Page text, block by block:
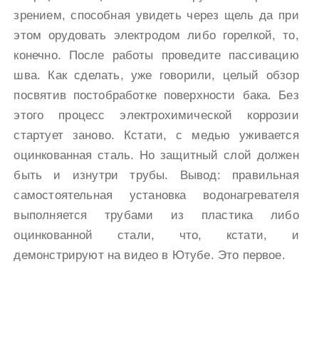
зрением, способная увидеть через щель да при
этом орудовать электродом либо горелкой, то,
конечно. После работы проведите пассивацию
шва. Как сделать, уже говорили, целый обзор
посвятив постобработке поверхности бака. Без
этого процесс электрохимической коррозии
стартует заново. Кстати, с медью уживается
оцинкованная сталь. Но защитный слой должен
быть и изнутри трубы. Вывод: правильная
самостоятельная установка водонагревателя
выполняется трубами из пластика либо
оцинкованной стали, что, кстати, и
демонстрируют на видео в Ютубе. Это первое.